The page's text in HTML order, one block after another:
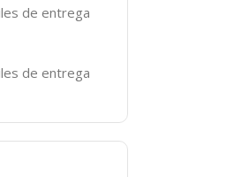
de entrega
de entrega